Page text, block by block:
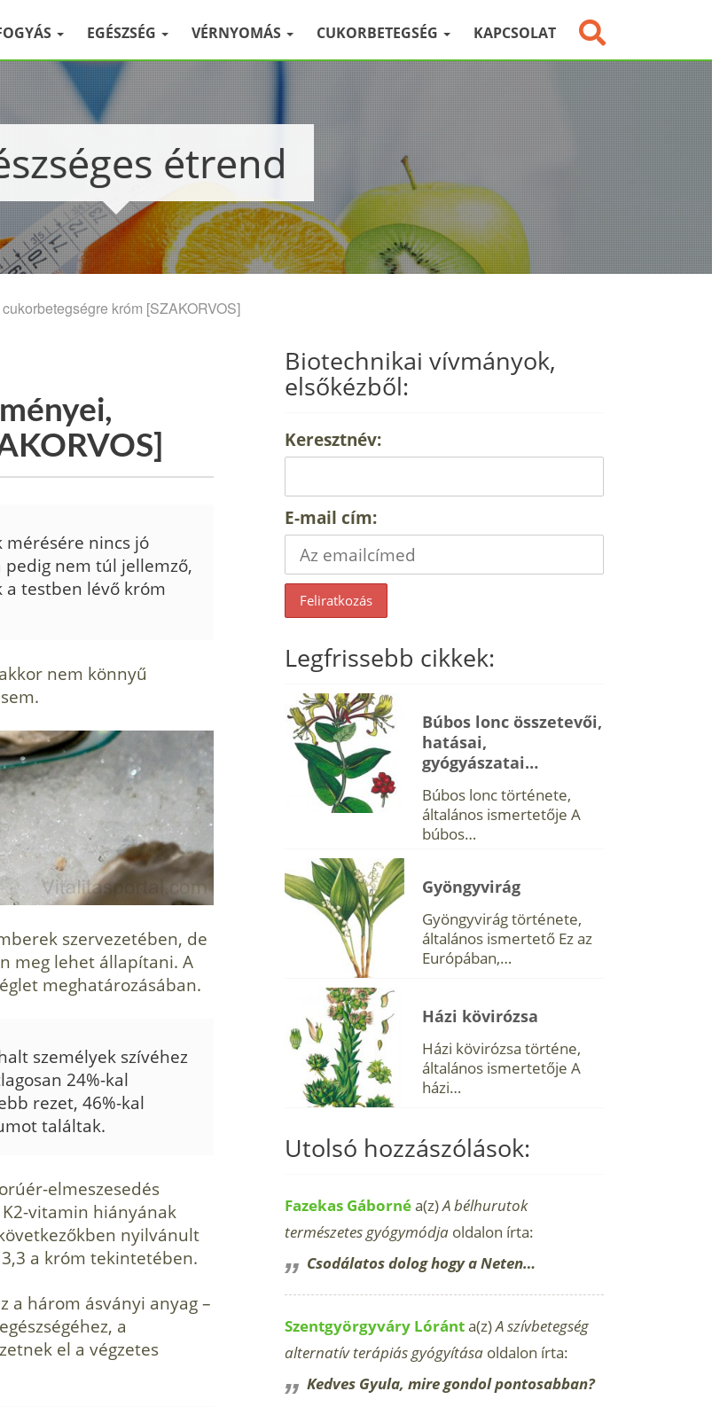
EGÉSZSÉG VÉRNYOMÁS CUKORBETEGSÉG KAPCSOLAT
étrend
króm [SZAKORVOS]
mérésére nincs jó
nem túl jellemző,
testben lévő króm
nem könnyű
szervezetében, de
meg lehet állapítani. A
meghatározásában.
személyek szívéhez
24%-kal
rezet, 46%-kal
találtak.
elmeszesedés
K2-vitamin hiányának
nyilvánult
a króm tekintetében.
a három ásványi anyag –
a
el a végzetes
Biotechnikai vívmányok,
elsőkézből:
Keresztnév:
E-mail cím:
Legfrissebb cikkek:
Búbos lonc összetevői,
hatásai,
gyógyászatai…
Búbos lonc története,
általános ismertetője A
búbos…
Gyöngyvirág
Gyöngyvirág története,
általános ismertető Ez az
Európában,…
Házi kövirózsa
Házi kövirózsa történe,
általános ismertetője A
házi…
Utolsó hozzászólások:
Fazekas Gábornéa(z)A bélhurutok
természetes gyógymódja oldalon írta:
Csodálatos dolog hogy a Neten…
Szentgyörgyváry Lóránta(z)A szívbetegség
alternatív terápiás gyógyítása oldalon írta:
Kedves Gyula, mire gondol pontosabban?